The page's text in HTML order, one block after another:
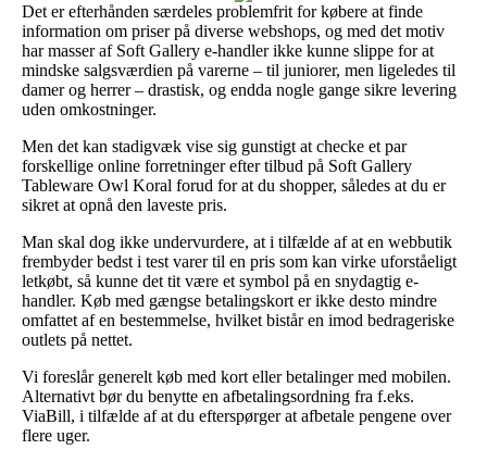
Det er efterhånden særdeles problemfrit for købere at finde
information om priser på diverse webshops, og med det motiv
har masser af Soft Gallery e-handler ikke kunne slippe for at
mindske salgsværdien på varerne – til juniorer, men ligeledes til
damer og herrer – drastisk, og endda nogle gange sikre levering
uden omkostninger.
Men det kan stadigvæk vise sig gunstigt at checke et par
forskellige online forretninger efter tilbud på Soft Gallery
Tableware Owl Koral forud for at du shopper, således at du er
sikret at opnå den laveste pris.
Man skal dog ikke undervurdere, at i tilfælde af at en webbutik
frembyder bedst i test varer til en pris som kan virke uforståeligt
letkøbt, så kunne det tit være et symbol på en snydagtig e-
handler. Køb med gængse betalingskort er ikke desto mindre
omfattet af en bestemmelse, hvilket bistår en imod bedrageriske
outlets på nettet.
Vi foreslår generelt køb med kort eller betalinger med mobilen.
Alternativt bør du benytte en afbetalingsordning fra f.eks.
ViaBill, i tilfælde af at du efterspørger at afbetale pengene over
flere uger.